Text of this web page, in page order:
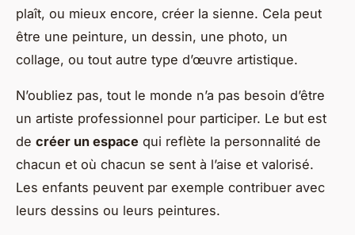
plaît, ou mieux encore, créer la sienne. Cela peut
être une peinture, un dessin, une photo, un
collage, ou tout autre type d’œuvre artistique.
N’oubliez pas, tout le monde n’a pas besoin d’être
un artiste professionnel pour participer. Le but est
de créer un espace qui reflète la personnalité de
chacun et où chacun se sent à l’aise et valorisé.
Les enfants peuvent par exemple contribuer avec
leurs dessins ou leurs peintures.